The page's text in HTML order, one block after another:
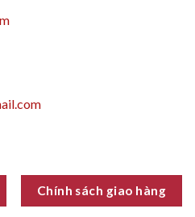
Chính sách giao hàng